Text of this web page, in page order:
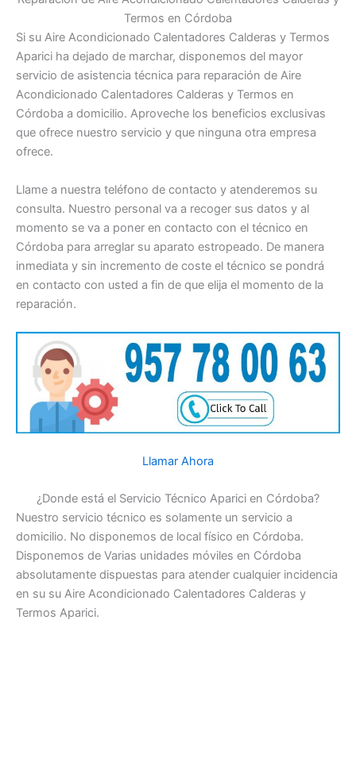
Termos en Córdoba
Si su Aire Acondicionado Calentadores Calderas y Termos
Aparici ha dejado de marchar, disponemos del mayor
servicio de asistencia técnica para reparación de Aire
Acondicionado Calentadores Calderas y Termos en
Córdoba a domicilio. Aproveche los beneficios exclusivas
que ofrece nuestro servicio y que ninguna otra empresa
ofrece.
Llame a nuestra teléfono de contacto y atenderemos su
consulta. Nuestro personal va a recoger sus datos y al
momento se va a poner en contacto con el técnico en
Córdoba para arreglar su aparato estropeado. De manera
inmediata y sin incremento de coste el técnico se pondrá
en contacto con usted a fin de que elija el momento de la
reparación.
Llamar Ahora
¿Donde está el Servicio Técnico Aparici en Córdoba?
Nuestro servicio técnico es solamente un servicio a
domicilio. No disponemos de local físico en Córdoba.
Disponemos de Varias unidades móviles en Córdoba
absolutamente dispuestas para atender cualquier incidencia
en su su Aire Acondicionado Calentadores Calderas y
Termos Aparici.